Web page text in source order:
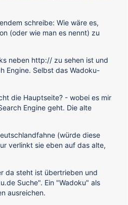
schreibe: Wie wäre es,
(oder wie man es nennt) zu
neben http:// zu sehen ist und
Engine. Selbst das Wadoku-
die Hauptseite? - wobei es mir
Engine geht. Die alte
(würde diese
verlinkt sie eben auf das alte,
da steht ist übertrieben und
Suche". Ein "Wadoku" als
ausreichen.